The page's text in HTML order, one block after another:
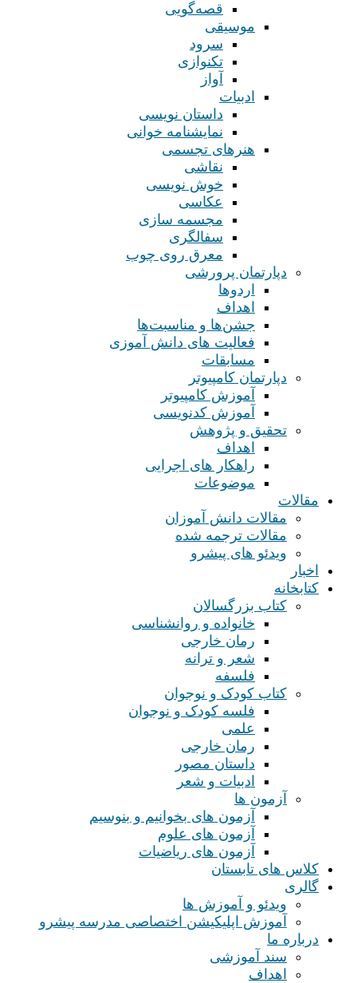
قصه‌گویی
موسیقی
سرود
تکنوازی
آواز
ادبیات
داستان نویسی
نمایشنامه خوانی
هنرهای تجسمی
نقاشی
خوش نویسی
عکاسی
مجسمه سازی
سفالگری
معرق روی چوب
دپارتمان پرورشی
اردوها
اهداف
جشن‌ها و مناسبت‌ها
فعالیت های دانش آموزی
مسابقات
دپارتمان کامپیوتر
آموزش کامپیوتر
آموزش کدنویسی
تحقیق و پژوهش
اهداف
راهکار های اجرایی
موضوعات
مقالات
مقالات دانش آموزان
مقالات ترجمه شده
ویدئو های پیشرو
اخبار
کتابخانه
کتاب بزرگسالان
خانواده و روانشناسی
رمان خارجی
شعر و ترانه
فلسفه
کتاب کودک و نوجوان
فلسه کودک و نوجوان
علمی
رمان خارجی
داستان مصور
ادبیات و شعر
آزمون ها
آزمون های بخوانیم و بنوسیم
آزمون های علوم
آزمون های ریاضیات
کلاس های تابستان
گالری
ویدئو و آموزش ها
آموزش اپلیکیشن اختصاصی مدرسه پیشرو
درباره ما
سند آموزشی
اهداف